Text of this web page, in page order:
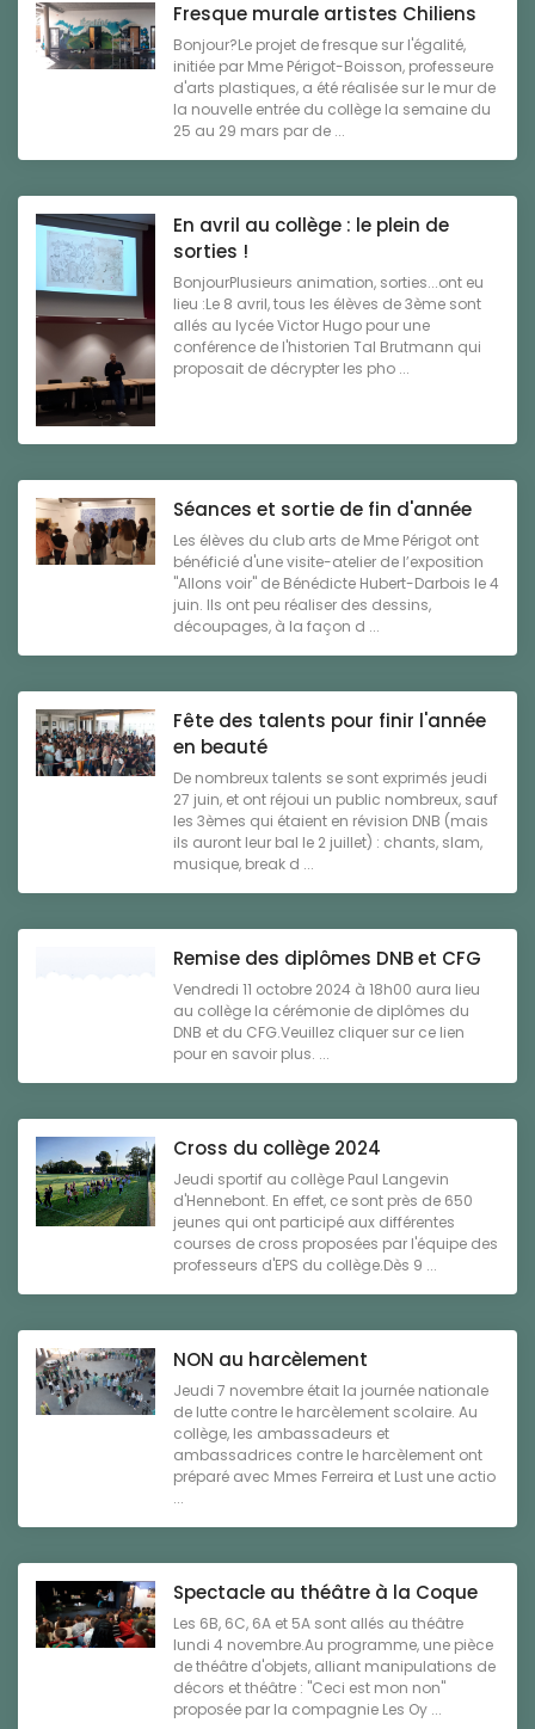
Fresque murale artistes Chiliens
Bonjour?Le projet de fresque sur l'égalité,
initiée par Mme Périgot-Boisson, professeure
d'arts plastiques, a été réalisée sur le mur de
la nouvelle entrée du collège la semaine du
25 au 29 mars par de ...
En avril au collège : le plein de
sorties !
BonjourPlusieurs animation, sorties...ont eu
lieu :Le 8 avril, tous les élèves de 3ème sont
allés au lycée Victor Hugo pour une
conférence de l'historien Tal Brutmann qui
proposait de décrypter les pho ...
Séances et sortie de fin d'année
Les élèves du club arts de Mme Périgot ont
bénéficié d'une visite-atelier de l’exposition
"Allons voir" de Bénédicte Hubert-Darbois le 4
juin. Ils ont peu réaliser des dessins,
découpages, à la façon d ...
Fête des talents pour finir l'année
en beauté
De nombreux talents se sont exprimés jeudi
27 juin, et ont réjoui un public nombreux, sauf
les 3èmes qui étaient en révision DNB (mais
ils auront leur bal le 2 juillet) : chants, slam,
musique, break d ...
Remise des diplômes DNB et CFG
Vendredi 11 octobre 2024 à 18h00 aura lieu
au collège la cérémonie de diplômes du
DNB et du CFG.Veuillez cliquer sur ce lien
pour en savoir plus. ...
Cross du collège 2024
Jeudi sportif au collège Paul Langevin
d'Hennebont. En effet, ce sont près de 650
jeunes qui ont participé aux différentes
courses de cross proposées par l'équipe des
professeurs d'EPS du collège.Dès 9 ...
NON au harcèlement
Jeudi 7 novembre était la journée nationale
de lutte contre le harcèlement scolaire. Au
collège, les ambassadeurs et
ambassadrices contre le harcèlement ont
préparé avec Mmes Ferreira et Lust une actio
...
Spectacle au théâtre à la Coque
Les 6B, 6C, 6A et 5A sont allés au théâtre
lundi 4 novembre.Au programme, une pièce
de théâtre d'objets, alliant manipulations de
décors et théâtre : "Ceci est mon non"
proposée par la compagnie Les Oy ...